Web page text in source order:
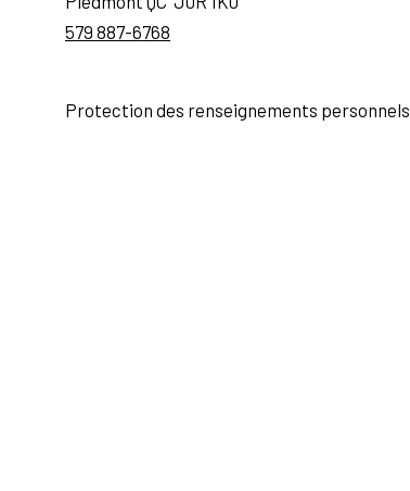
579 887-6768
Protection des renseignements personnels